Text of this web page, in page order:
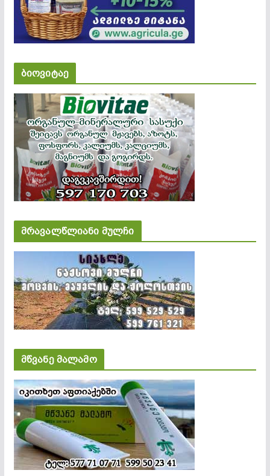
ბიოვიტაე
მრავალწლიანი მულჩი
მწვანე მალამო